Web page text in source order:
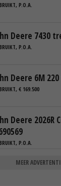
P.O.A.
Deere 7430
P.O.A.
Deere 6M
€ 169.500
Deere
P.O.A.
MEER